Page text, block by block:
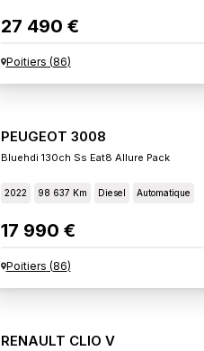
27 490 €
Poitiers (86)
PEUGEOT 3008
Bluehdi 130ch Ss Eat8 Allure Pack
2022 98 637 Km Diesel Automatique
17 990 €
Poitiers (86)
RENAULT CLIO V